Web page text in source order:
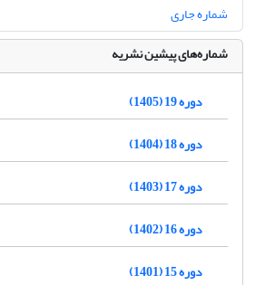
شماره جاری
شماره‌های پیشین نشریه
دوره 19 (1405)
دوره 18 (1404)
دوره 17 (1403)
دوره 16 (1402)
دوره 15 (1401)